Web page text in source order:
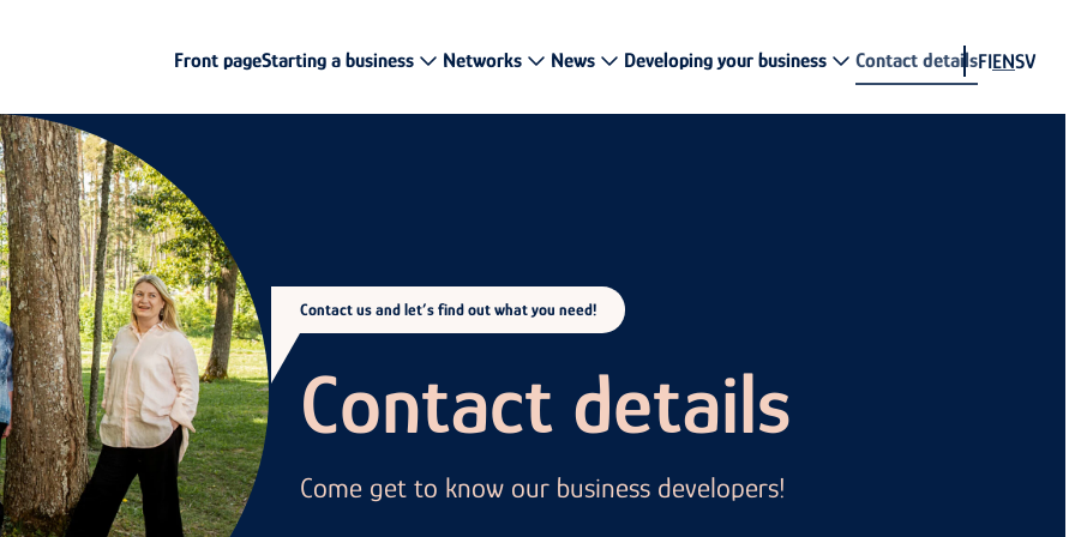
Front pageStarting a business Networks News Developing your business Contact detailsFIENSV
Contact us and let’s find out what you need!
Contact details
Come get to know our business developers!